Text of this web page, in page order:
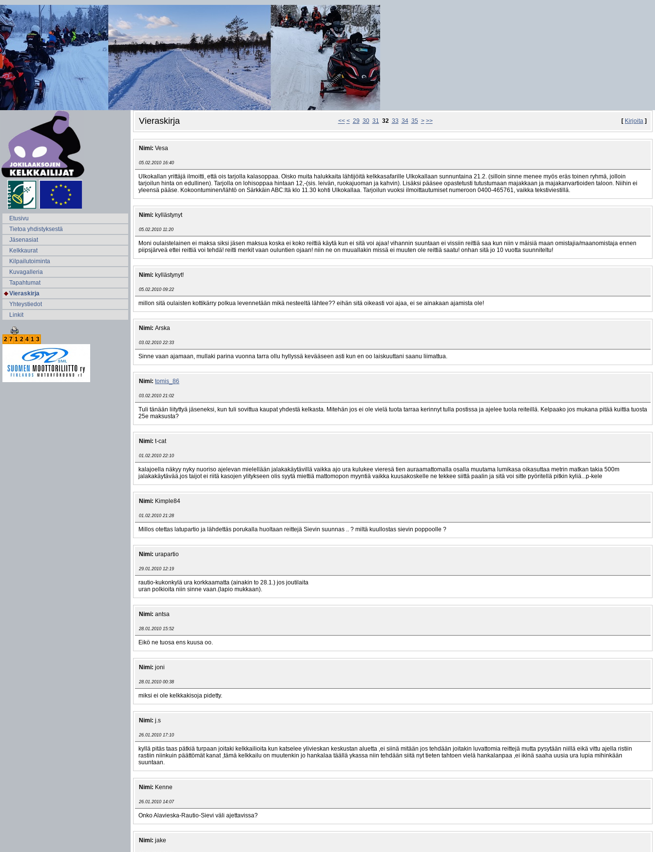
Etusivu
Tietoa yhdistyksestä
Jäsenasiat
Kelkkaurat
Kilpailutoiminta
Kuvagalleria
Tapahtumat
Vieraskirja
Yhteystiedot
Linkit
2 7 1 2 4 1 3
Vieraskirja << < 29 30 31 32 33 34 35 > >> [ Kirjoita ]
Nimi: Vesa
05.02.2010 16:40
Ulkokallan yrittäjä ilmoitti, että ois tarjolla kalasoppaa. Oisko muita halukkaita lähtijöitä kelkkasafarille Ulkokallaan sunnuntaina 21.2. (silloin sinne menee myös eräs toinen ryhmä, jolloin
tarjoilun hinta on edullinen). Tarjolla on lohisoppaa hintaan 12,-(sis. leivän, ruokajuoman ja kahvin). Lisäksi pääsee opastetusti tutustumaan majakkaan ja majakanvartioiden taloon. Niihin ei
yleensä pääse. Kokoontuminen/lähtö on Särkkäin ABC:ltä klo 11.30 kohti Ulkokallaa. Tarjoilun vuoksi ilmoittautumiset numeroon 0400-465761, vaikka tekstiviestillä.
Nimi: kyllästynyt
05.02.2010 11:20
Moni oulaistelainen ei maksa siksi jäsen maksua koska ei koko reittiä käytä kun ei sitä voi ajaa! vihannin suuntaan ei vissiin reittiä saa kun niin v mäisiä maan omistajia/maanomistaja ennen
piipsjärveä ettei reittiä voi tehdä! reitti merkit vaan ouluntien ojaan! niin ne on muuallakin missä ei muuten ole reittiä saatu! onhan sitä jo 10 vuotta suunniteltu!
Nimi: kyllästynyt!
05.02.2010 09:22
millon sitä oulaisten kottikärry polkua levennetään mikä nesteeltä lähtee?? eihän sitä oikeasti voi ajaa, ei se ainakaan ajamista ole!
Nimi: Arska
03.02.2010 22:33
Sinne vaan ajamaan, mullaki parina vuonna tarra ollu hyllyssä kevääseen asti kun en oo laiskuuttani saanu liimattua.
Nimi: tomis_86
03.02.2010 21:02
Tuli tänään liityttyä jäseneksi, kun tuli sovittua kaupat yhdestä kelkasta. Mitehän jos ei ole vielä tuota tarraa kerinnyt tulla postissa ja ajelee tuola reiteillä. Kelpaako jos mukana pitää kuittia tuosta
25e maksusta?
Nimi: t-cat
01.02.2010 22:10
kalajoella näkyy nyky nuoriso ajelevan mielellään jalakakäytävillä vaikka ajo ura kulukee vieresä tien auraamattomalla osalla muutama lumikasa oikasuttaa metrin matkan takia 500m
jalakakäytävää.jos taijot ei riitä kasojen ylitykseen olis syytä miettiä mattomopon myyntiä vaikka kuusakoskelle ne tekkee siittä paalin ja sitä voi sitte pyöritellä pitkin kyliä...p-kele
Nimi: Kimple84
01.02.2010 21:28
Millos otettas latupartio ja lähdettäs porukalla huoltaan reittejä Sievin suunnas .. ? miltä kuullostas sievin poppoolle ?
Nimi: urapartio
29.01.2010 12:19
rautio-kukonkylä ura korkkaamatta (ainakin to 28.1.) jos joutilaita
uran polkioita niin sinne vaan.(lapio mukkaan).
Nimi: antsa
28.01.2010 15:52
Eikö ne tuosa ens kuusa oo.
Nimi: joni
28.01.2010 00:38
miksi ei ole kelkkakisoja pidetty.
Nimi: j.s
26.01.2010 17:10
kyllä pitäs taas pätkiä turpaan joitaki kelkkailioita kun katselee ylivieskan keskustan aluetta ,ei siinä mitään jos tehdään joitakin luvattomia reittejä mutta pysytään niillä eikä vittu ajella ristiin
rastiin niinkuin päättömät kanat ,tämä kelkkailu on muutenkin jo hankalaa täällä ykassa niin tehdään siitä nyt tieten tahtoen vielä hankalanpaa ,ei ikinä saaha uusia ura lupia mihinkään
suuntaan.
Nimi: Kenne
26.01.2010 14:07
Onko Alavieska-Rautio-Sievi väli ajettavissa?
Nimi: jake